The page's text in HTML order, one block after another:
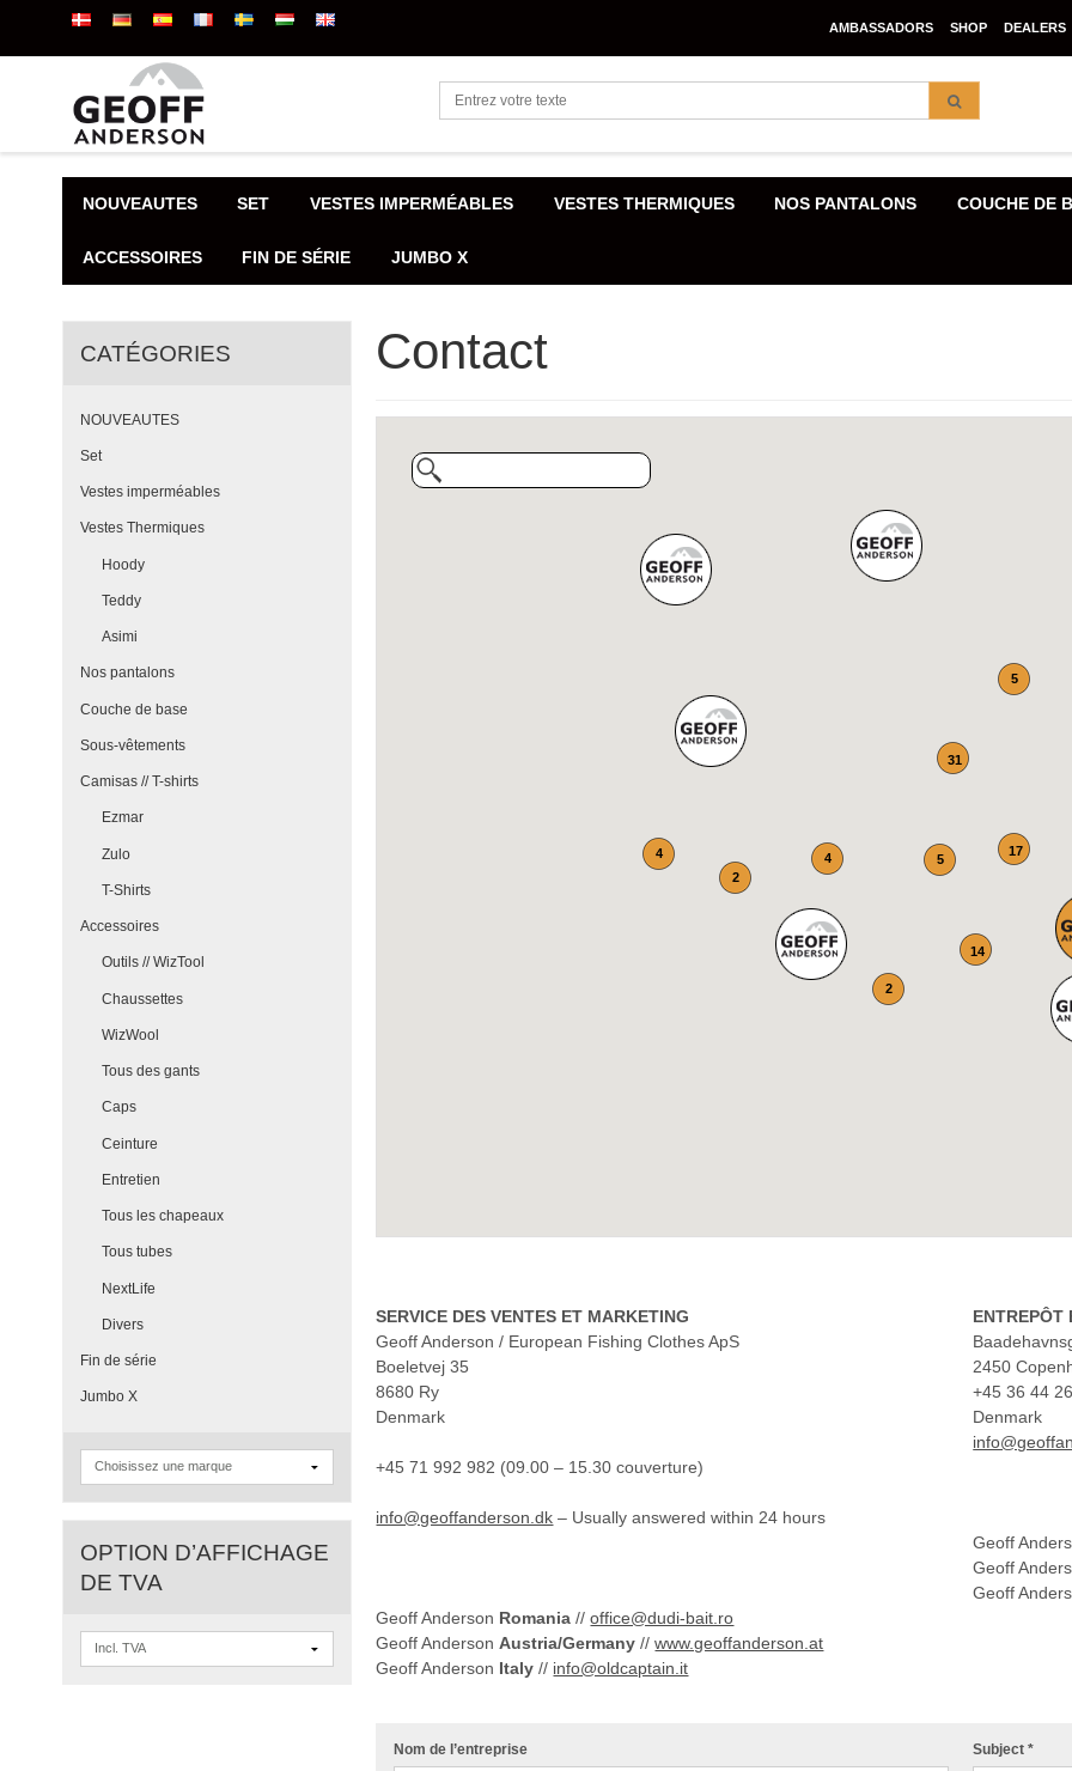
AMBASSADORS SHOP DEALERS
NOUVEAUTES SET VESTES IMPERMÉABLES VESTES THERMIQUES NOS PANTALONS COUCHE DE
ACCESSOIRES FIN DE SÉRIE JUMBO X
CATÉGORIES
NOUVEAUTES
Set
Vestes imperméables
Vestes Thermiques
Hoody
Teddy
Asimi
Nos pantalons
Couche de base
Sous-vêtements
Camisas // T-shirts
Ezmar
Zulo
T-Shirts
Accessoires
Outils // WizTool
Chaussettes
WizWool
Tous des gants
Caps
Ceinture
Entretien
Tous les chapeaux
Tous tubes
NextLife
Divers
Fin de série
Jumbo X
OPTION D’AFFICHAGE
DE TVA
Contact
5
31
4
14
4
2
17
5
2
SERVICE DES VENTES ET MARKETING
Geoff Anderson / European Fishing Clothes ApS
Boeletvej 35
8680 Ry
Denmark
+45 71 992 982 (09.00 – 15.30 couverture)
info@geoffanderson.dk – Usually answered within 24 hours
Geoff Anderson Romania //office@dudi-bait.ro
Geoff Anderson Austria/Germany //www.geoffanderson.at
Geoff Anderson Italy // info@oldcaptain.it
ENTREPÔT
2450
+45 36 44
Denmark
Geoff
Geoff
Geoff
Nom de l’entreprise Subject*